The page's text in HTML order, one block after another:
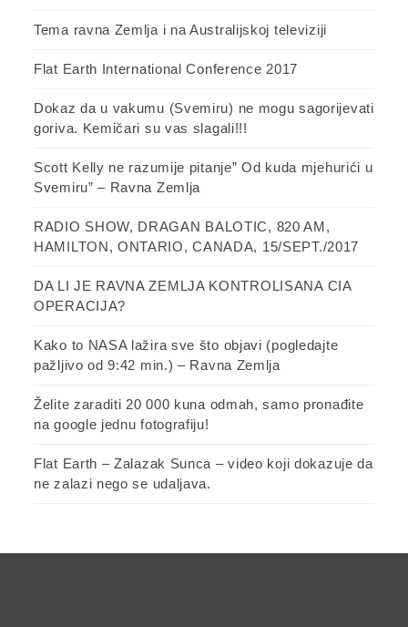
Tema ravna Zemlja i na Australijskoj televiziji
Flat Earth International Conference 2017
Dokaz da u vakumu (Svemiru) ne mogu sagorijevati
goriva. Kemičari su vas slagali!!!
Scott Kelly ne razumije pitanje” Od kuda mjehurići u
Svemiru” – Ravna Zemlja
RADIO SHOW, DRAGAN BALOTIC, 820 AM,
HAMILTON, ONTARIO, CANADA, 15/SEPT./2017
DA LI JE RAVNA ZEMLJA KONTROLISANA CIA
OPERACIJA?
Kako to NASA lažira sve što objavi (pogledajte
pažljivo od 9:42 min.) – Ravna Zemlja
Želite zaraditi 20 000 kuna odmah, samo pronađite
na google jednu fotografiju!
Flat Earth – Zalazak Sunca – video koji dokazuje da
ne zalazi nego se udaljava.